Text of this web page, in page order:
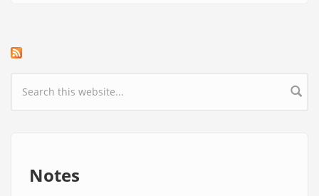
Search form
Notes